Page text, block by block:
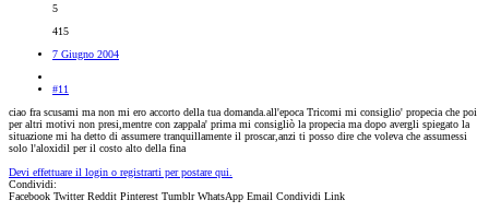
5
415
7 Giugno 2004
#11
ciao fra scusami ma non mi ero accorto della tua domanda.all'epoca Tricomi mi consiglio' propecia che poi
per altri motivi non presi,mentre con zappala' prima mi consigliò la propecia ma dopo avergli spiegato la
situazione mi ha detto di assumere tranquillamente il proscar,anzi ti posso dire che voleva che assumessi
solo l'aloxidil per il costo alto della fina
Devi effettuare il login o registrarti per postare qui.
Condividi:
Facebook Twitter Reddit Pinterest Tumblr WhatsApp Email Condividi Link